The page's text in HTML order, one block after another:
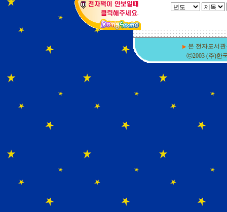
▶ 본 전자도서
ⓒ2003 (주)한